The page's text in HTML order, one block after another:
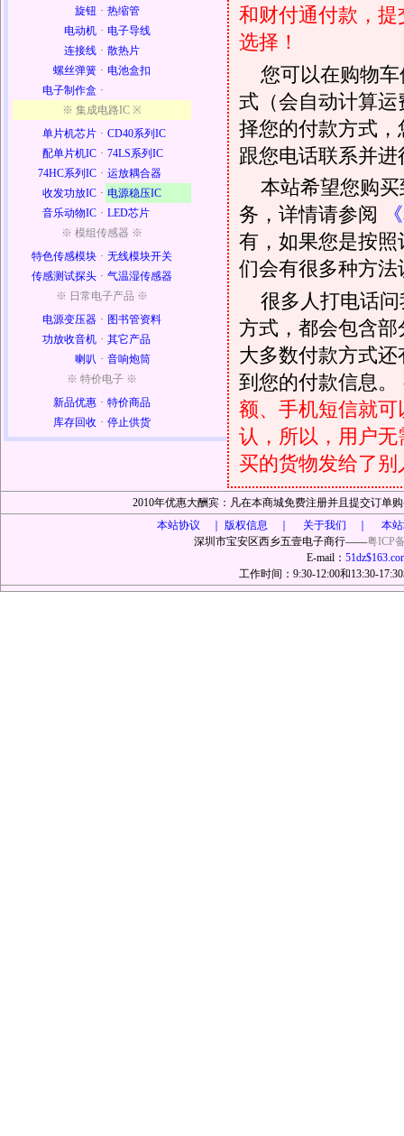
旋钮 · 热缩管
电动机 · 电子导线
连接线 · 散热片
螺丝弹簧 · 电池盒扣
电子制作盒 ·
※ 集成电路IC ※
单片机芯片 · CD40系列IC
配单片机IC · 74LS系列IC
74HC系列IC · 运放耦合器
收发功放IC · 电源稳压IC
音乐动物IC · LED芯片
※ 模组传感器 ※
特色传感模块 · 无线模块开关
传感测试探头 · 气温湿传感器
※ 日常电子产品 ※
电源变压器 · 图书管资料
功放收音机 · 其它产品
喇叭 · 音响炮筒
※ 特价电子 ※
新品优惠 · 特价商品
库存回收 · 停止供货
和财付通付款，
选择！
您可以在购物
式（会自动计算
择您的付款方式
跟您电话联系并
本站希望您购
务，详情请参阅
有，如果您是按
们会有很多种方
很多人打电话
方式，都会包含
大多数付款方式
到您的付款信息。
额、手机短信就可
认，所以，用户
买的货物发给了别
2010年优惠大酬宾：凡在本商城免费注册并且提交订单
本站协议 ｜
版权信息 ｜ 关于我们 ｜ 本
深圳市宝安区西乡五壹电子商行——粤ICP
E-mail：
工作时间：9:30-12:00和13:30-